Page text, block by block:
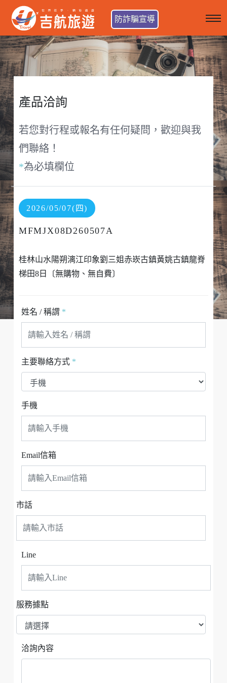
防詐騙宣導
產品洽詢
若您對行程或報名有任何疑問，歡迎與我
們聯絡！
*為必填欄位
2026/05/07(四)
MFMJX08D260507A
桂林山水陽朔漓江印象劉三姐赤崁古鎮黃姚古鎮龍脊
梯田8日〔無購物、無自費〕
姓名 / 稱謂 *
主要聯絡方式 *
手機
Email信箱
市話
Line
服務據點
洽詢內容